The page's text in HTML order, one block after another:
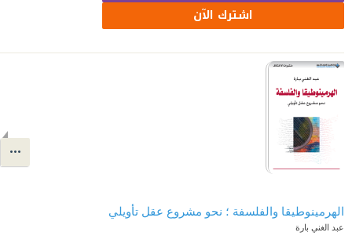
اشترك الآن
الهرمينوطيقا والفلسفة ؛ نحو مشروع عقل تأويلي
عبد الغني بارة